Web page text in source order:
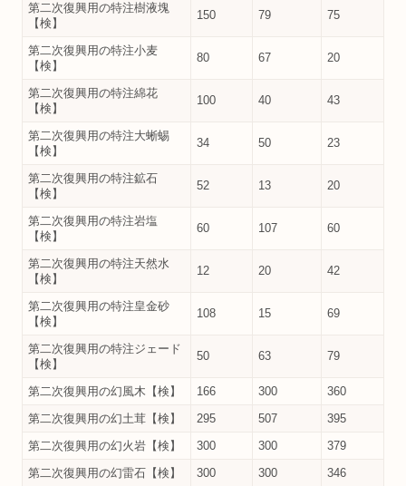
第二次復興用の特注樹液塊
【検】
150 79 75
第二次復興用の特注小麦
【検】
80 67 20
第二次復興用の特注綿花
【検】
100 40 43
第二次復興用の特注大蜥蜴
【検】
34 50 23
第二次復興用の特注鉱石
【検】
52 13 20
第二次復興用の特注岩塩
【検】
60 107 60
第二次復興用の特注天然水
【検】
12 20 42
第二次復興用の特注皇金砂
【検】
108 15 69
第二次復興用の特注ジェード
【検】
50 63 79
第二次復興用の幻風木【検】 166 300
360
第二次復興用の幻土茸【検】
295 507
395
第二次復興用の幻火岩【検】
300 300
379
第二次復興用の幻雷石【検】
300 300 346